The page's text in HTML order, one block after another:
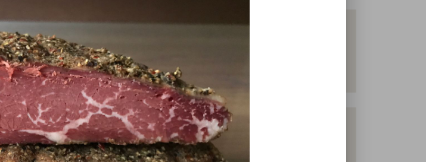
welcome
Betrieb mit Direktvermarktung. Besuchen Sie unsere Hompage hof-
Rind und Schwein, Kartoffeln, Gewürze, Öle, Honig und vieles mehr.
hours
Friday